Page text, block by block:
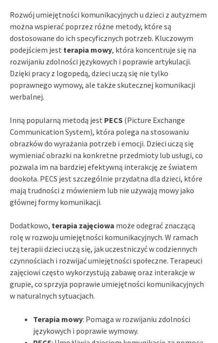
Rozwój umiejętności komunikacyjnych u dzieci z autyzmem
można wspierać poprzez różne metody, które są
dostosowane do ich specyficznych potrzeb. Kluczowym
podejściem jest terapia mowy, która koncentruje się na
rozwijaniu zdolności językowych i poprawie artykulacji.
Dzięki pracy z logopedą, dzieci uczą się nie tylko
poprawnego wymowy, ale także skutecznej komunikacji
werbalnej.
Inną popularną metodą jest PECS (Picture Exchange
Communication System), która polega na stosowaniu
obrazków do wyrażania potrzeb i emocji. Dzieci uczą się
wymieniać obrazki na konkretne przedmioty lub usługi, co
pozwala im na bardziej efektywną interakcję ze światem
dookoła. PECS jest szczególnie przydatna dla dzieci, które
mają trudności z mówieniem lub nie używają mowy jako
głównej formy komunikacji.
Dodatkowo, terapia zajęciowa może odegrać znaczącą
rolę w rozwoju umiejętności komunikacyjnych. W ramach
tej terapii dzieci uczą się, jak uczestniczyć w codziennych
czynnościach i rozwijać umiejętności społeczne. Terapeuci
zajęciowi często wykorzystują zabawę oraz interakcje w
grupie, co sprzyja poprawie umiejętności komunikacyjnych
w naturalnych sytuacjach.
Terapia mowy: Pomaga w rozwijaniu zdolności
językowych i poprawie wymowy.